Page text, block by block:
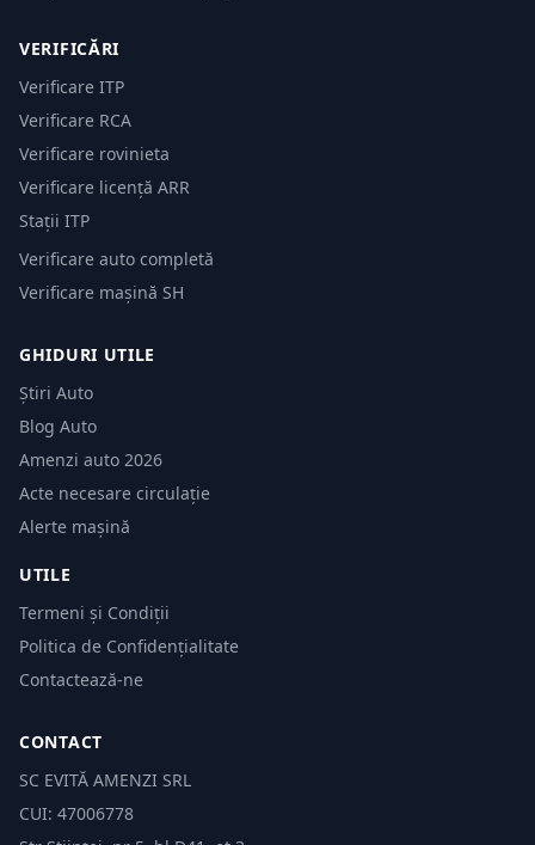
VERIFICĂRI
Verificare ITP
Verificare RCA
Verificare rovinieta
Verificare licență ARR
Stații ITP
Verificare auto completă
Verificare mașină SH
GHIDURI UTILE
Știri Auto
Blog Auto
Amenzi auto 2026
Acte necesare circulație
Alerte mașină
UTILE
Termeni și Condiții
Politica de Confidențialitate
Contactează-ne
CONTACT
SC EVITĂ AMENZI SRL
CUI: 47006778